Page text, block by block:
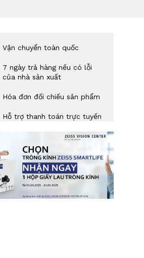
Vận chuyển toàn quốc
7 ngày trả hàng nếu có lỗi
của nhà sản xuất
Hóa đơn đối chiếu sản phẩm
Hỗ trợ thanh toán trực tuyến